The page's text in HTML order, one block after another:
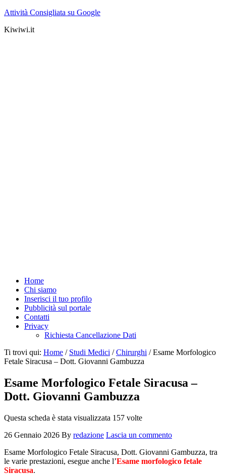
Attività Consigliata su Google
Kiwiwi.it
Home
Chi siamo
Inserisci il tuo profilo
Pubblicità sul portale
Contatti
Privacy
Richiesta Cancellazione Dati
Ti trovi qui: Home / Studi Medici / Chirurghi /Esame Morfologico
Fetale Siracusa – Dott. Giovanni Gambuzza
Esame Morfologico Fetale Siracusa –
Dott. Giovanni Gambuzza
Questa scheda è stata visualizzata 157 volte
26 Gennaio 2026 By redazione Lascia un commento
Esame Morfologico Fetale Siracusa, Dott. Giovanni Gambuzza, tra
le varie prestazioni, esegue anche l’Esame morfologico fetale
Siracusa.